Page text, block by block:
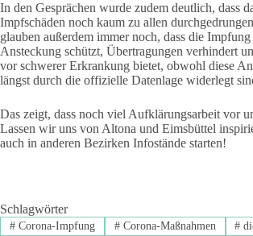
In den Gesprächen wurde zudem deutlich, dass
Impfschäden noch kaum zu allen
glauben außerdem immer noch, dass die
Ansteckung schützt, Übertragungen verhindert
vor schwerer Erkrankung bietet, obwohl diese
längst durch die offizielle Datenlage widerlegt
Das zeigt, dass noch viel Aufklärungsarbeit vor
Lassen wir uns von Altona und Eimsbüttel
auch in anderen Bezirken Infostände starten!
Schlagwörter
#Corona-Impfung #Corona-Maßnahmen #